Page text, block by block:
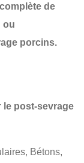
de
ou
porcins.
le post-sevrage
Bétons,